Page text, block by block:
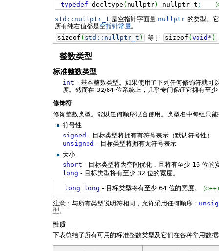
typedef decltype ( nullptr) nullptr_t ;
std::nullptr_t 是空指针字面量 nullptr的类型。它
所有纯右值都是空指针常量。
sizeof ( std:: nullptr_t ) 等于 sizeof ( void * )
整数类型
标准整数类型
int - 基本整数类型。如果使用了下列任何修饰符就可
度。然而在 32/64 位系统上，几乎专门保证它拥有至
修饰符
修饰整数类型。能以任何顺序混合使用。类型名中每组只
符号性
signed - 目标类型将拥有有符号表示（默认符号性）
unsigned - 目标类型将拥有无符号表示
大小
short - 目标类型将为空间优化，且将有至少 16 位的
long - 目标类型将有至少 32 位的宽度。
long long - 目标类型将有至少 64 位的宽度。
注意：与所有类型说明符相同，允许采用任何顺序：
型。
性质
下表总结了所有可用的标准整数类型及它们在各种常用数